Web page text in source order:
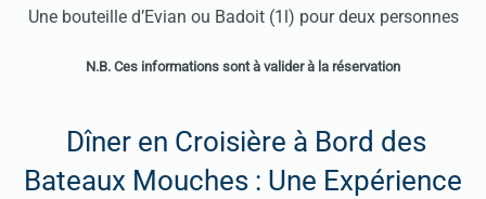
Une bouteille d’Evian ou Badoit (1l) pour deux personnes
N.B. Ces informations sont à valider à la réservation
Dîner en Croisière à Bord des
Bateaux Mouches : Une Expérience